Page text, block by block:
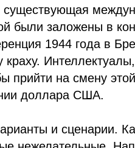
были заложены в
1944 года в
краху.
прийти на смену
доллара США.
и сценарии.